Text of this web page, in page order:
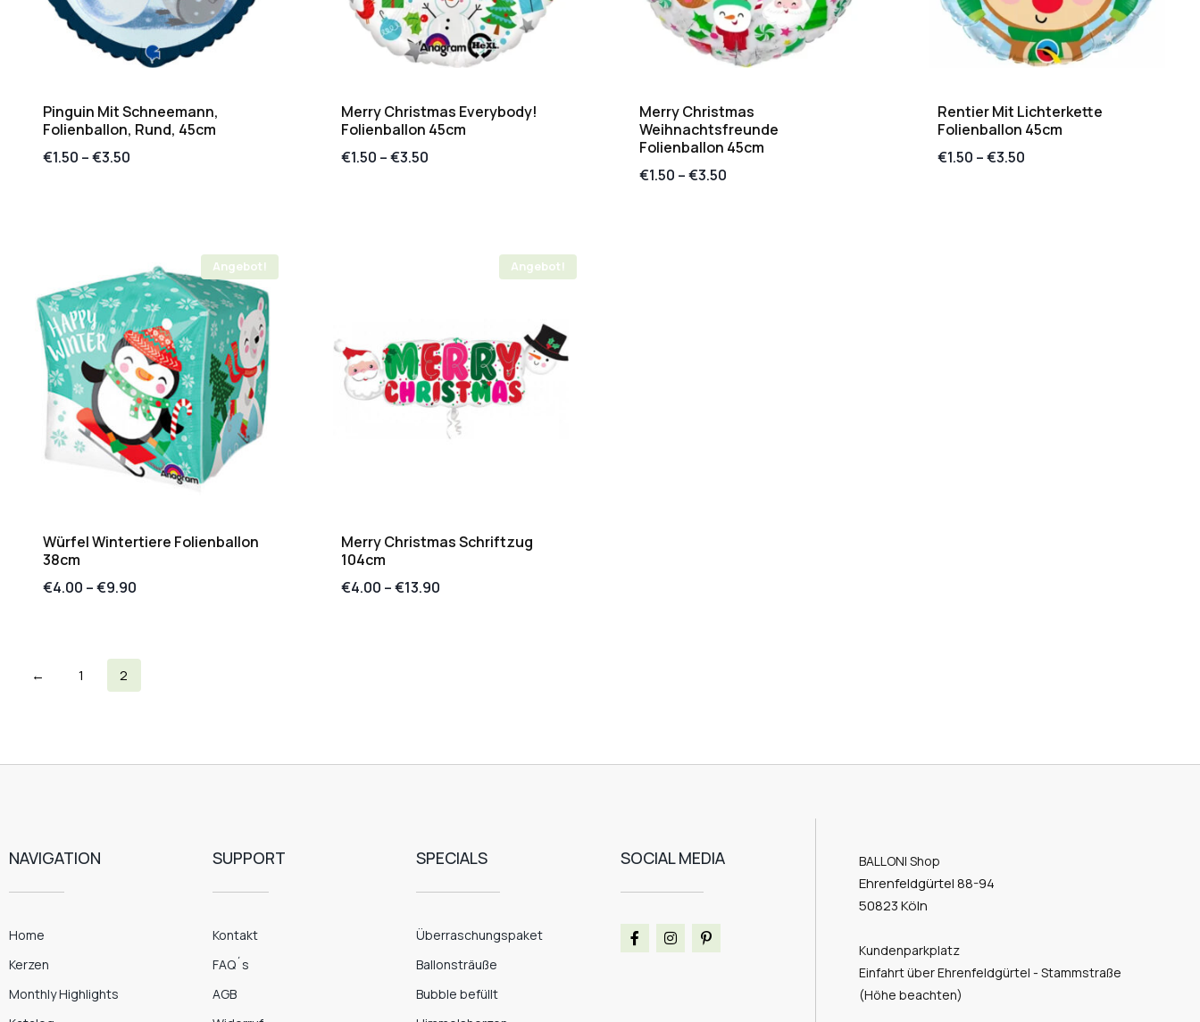
Pinguin Mit Schneemann,
Folienballon, Rund, 45cm
€1.50 –€3.50
Merry Christmas Everybody!
Folienballon 45cm
€1.50 –€3.50
Merry Christmas
Weihnachtsfreunde
Folienballon 45cm
€1.50 –€3.50
Rentier Mit Lichterkette
Folienballon 45cm
€1.50 –€3.50
Angebot!
Würfel Wintertiere Folienballon
38cm
€4.00 –€9.90
Angebot!
Merry Christmas Schriftzug
104cm
€4.00 –€13.90
← 1 2
NAVIGATION
Home
Kerzen
Monthly Highlights
SUPPORT
Kontakt
FAQ´s
AGB
SPECIALS
Überraschungspaket
Ballonsträuße
Bubble befüllt
SOCIAL MEDIA BALLONI Shop
Ehrenfeldgürtel 88-94
50823 Köln
Kundenparkplatz
Einfahrt über Ehrenfeldgürtel - Stammstraße
(Höhe beachten)